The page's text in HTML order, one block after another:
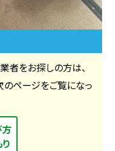
業者をお探しの方は、
のページをご覧になっ